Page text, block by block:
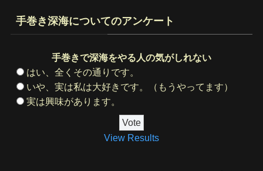
手巻き深海についてのアンケート
手巻きで深海をやる人の気がしれない
はい、全くその通りです。
いや、実は私は大好きです。（もうやってます）
実は興味があります。
View Results